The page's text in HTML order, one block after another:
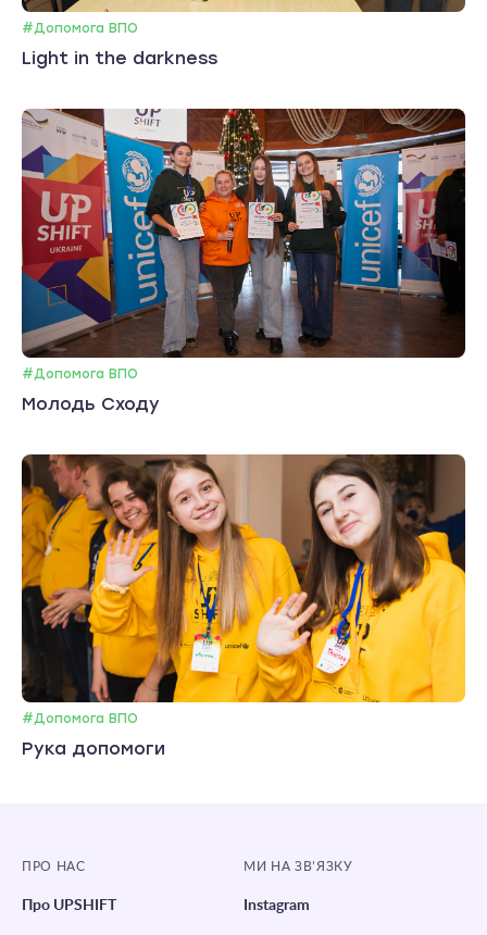
#Допомога ВПО
Light in the darkness
#Допомога ВПО
Молодь Сходу
#Допомога ВПО
Рука допомоги
ПРО НАС
Про UPSHIFT
МИ НА ЗВ’ЯЗКУ
Instagram